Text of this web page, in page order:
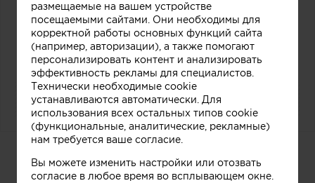
0
Дизайнерский прилавок в
магазине мороженого
размещаемые на вашем устройстве
посещаемыми сайтами. Они необходимы для
корректной работы основных функций сайта
(например, авторизации), а также помогают
персонализировать контент и анализировать
эффективность рекламы для специалистов.
Технически необходимые cookie
устанавливаются автоматически. Для
использования всех остальных типов cookie
(функциональные, аналитические, рекламные)
нам требуется ваше согласие.
Вы можете изменить настройки или отозвать
согласие в любое время во всплывающем окне.